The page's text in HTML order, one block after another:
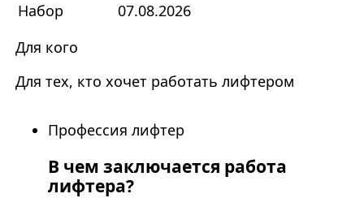
Набор
07.08.2026
Для кого
Для тех, кто хочет работать лифтером
Профессия лифтер
В чем заключается работа
лифтера?